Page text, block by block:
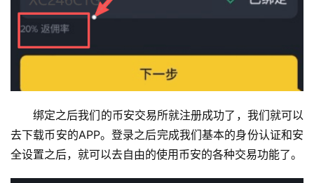
绑定之后我们的币安交易所就注册成功了，我们就可以
去下载币安的APP。登录之后完成我们基本的身份认证和安
全设置之后，就可以去自由的使用币安的各种交易功能了。